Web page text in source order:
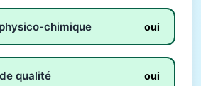
chimique oui
qualité oui